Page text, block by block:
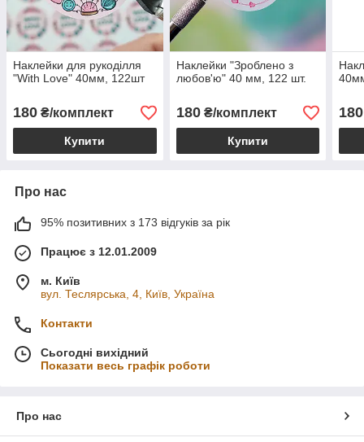
Наклейки для рукоділля
"With Love" 40мм, 122шт
180 ₴/комплект
Купити
Наклейки "Зроблено з
любов'ю" 40 мм, 122 шт.
180₴/комплект
Купити
180
Про нас
95% позитивних з 173 відгуків за рік
Працює з 12.01.2009
м. Київ
вул. Теслярська, 4, Київ, Україна
Контакти
Сьогодні вихідний
Показати весь графік роботи
Про нас